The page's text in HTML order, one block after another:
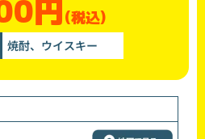
円(税込)
焼酎、ウイスキー